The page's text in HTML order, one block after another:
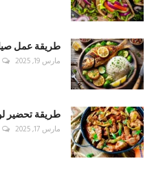
طريقة عمل
مارس 19, 2025
طريقة تحضير
مارس 17, 2025